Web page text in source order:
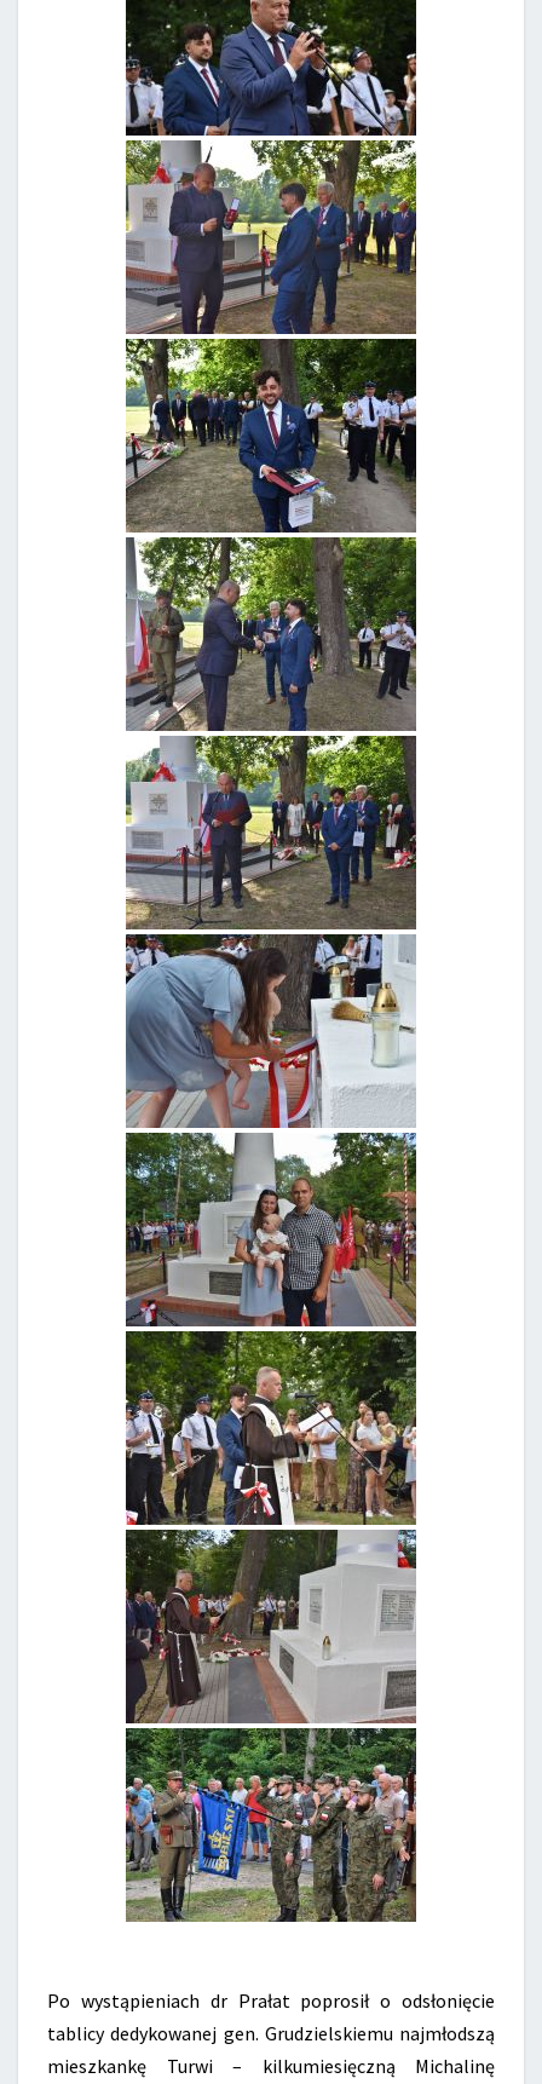
Po wystąpieniach dr Prałat poprosił o odsłonięcie
tablicy dedykowanej gen. Grudzielskiemu najmłodszą
mieszkankę Turwi – kilkumiesięczną Michalinę